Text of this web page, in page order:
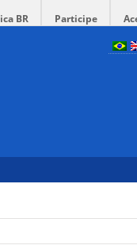
BR Participe